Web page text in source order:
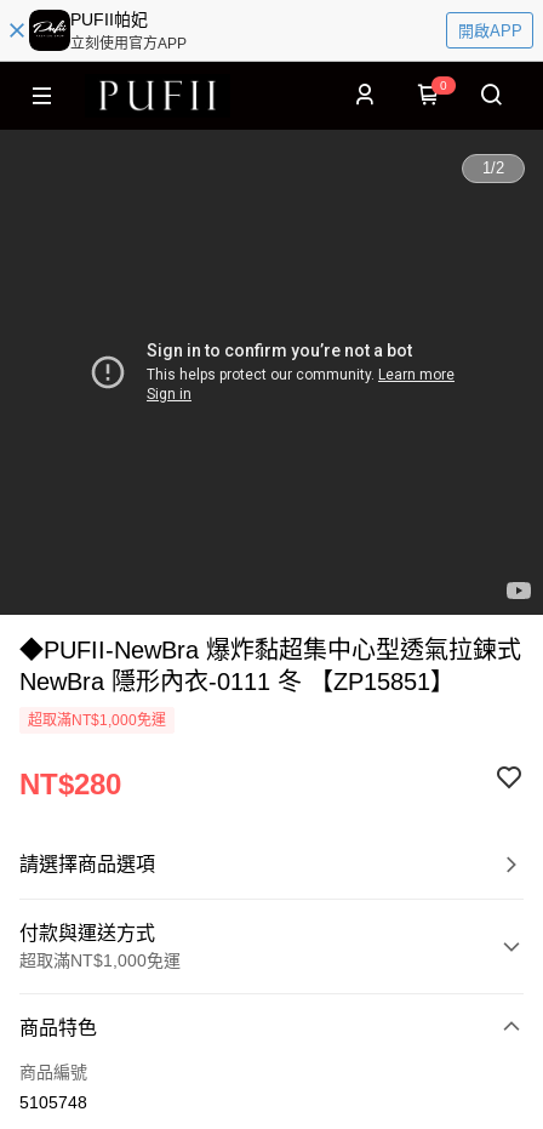
PUFII帕妃
立刻使用官方APP
開啟APP
0
1/2
◆PUFII-NewBra 爆炸黏超集中心型透氣拉鍊式
NewBra 隱形內衣-0111 冬 【ZP15851】
超取滿NT$1,000免運
NT$280
請選擇商品選項
付款與運送方式
超取滿NT$1,000免運
信用卡一次付款
超商取貨付款
商品特色
商品編號
5105748